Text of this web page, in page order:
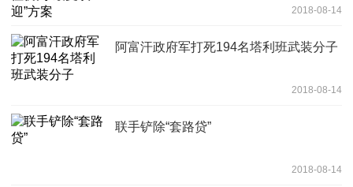
2018-08-14
阿富汗政府军打死194名塔利班武装分子
2018-08-14
联手铲除“套路贷”
2018-08-14